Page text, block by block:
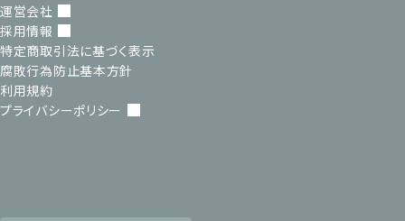
運営会社
採用情報
特定商取引法に基づく表示
腐敗行為防止基本方針
利用規約
プライバシーポリシー